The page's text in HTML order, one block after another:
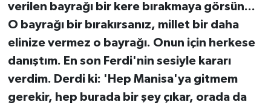
verilen bayrağı bir kere bırakmaya görsün...
O bayrağı bir bırakırsanız, millet bir daha
elinize vermez o bayrağı. Onun için herkese
danıştım. En son Ferdi'nin sesiyle kararı
verdim. Derdi ki: 'Hep Manisa'ya gitmem
gerekir, hep burada bir şey çıkar, orada da